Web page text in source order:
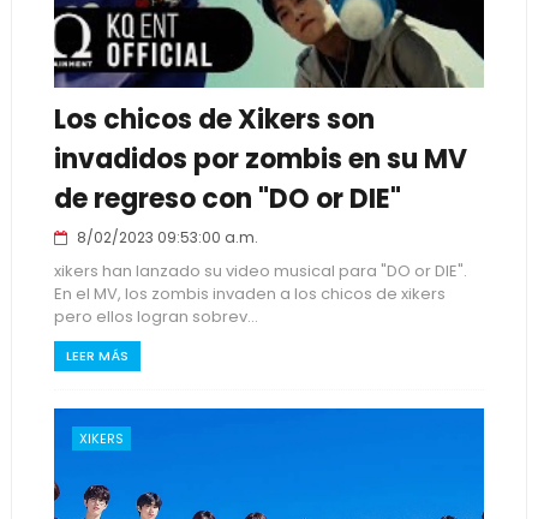
Los chicos de Xikers son
invadidos por zombis en su MV
de regreso con "DO or DIE"
8/02/2023 09:53:00 a.m.
xikers han lanzado su video musical para "DO or DIE".
En el MV, los zombis invaden a los chicos de xikers
pero ellos logran sobrev...
LEER MÁS
XIKERS